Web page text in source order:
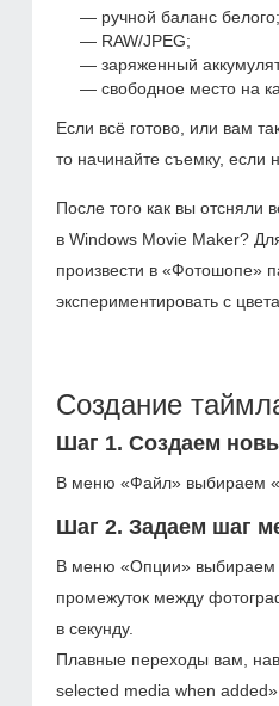
ручной баланс белого;
RAW/JPEG;
заряженный
свободное место на
Если всё готово, или вам
то начинайте съемку, если
После того как вы отсняли
в Windows Movie Maker?
произвести в «Фотошопе»
экспериментировать с
Создание
Шаг 1. Создаем
В меню «Файл» выбираем
Шаг 2. Задаем шаг
В меню «Опции» выбираем
промежуток между
в секунду.
Плавные переходы вам,
selected media when added».